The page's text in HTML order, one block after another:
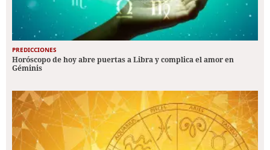
PREDICCIONES
Horóscopo de hoy abre puertas a Libra y complica el amor en
Géminis